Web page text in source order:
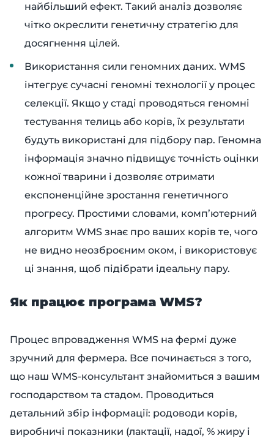
найбільший ефект. Такий аналіз дозволяє
чітко окреслити генетичну стратегію для
досягнення цілей.
Використання сили геномних даних. WMS
інтегрує сучасні геномні технології у процес
селекції. Якщо у стаді проводяться геномні
тестування телиць або корів, їх результати
будуть використані для підбору пар. Геномна
інформація значно підвищує точність оцінки
кожної тварини і дозволяє отримати
експоненційне зростання генетичного
прогресу. Простими словами, комп’ютерний
алгоритм WMS знає про ваших корів те, чого
не видно неозброєним оком, і використовує
ці знання, щоб підібрати ідеальну пару.
Як працює програма WMS?
Процес впровадження WMS на фермі дуже
зручний для фермера. Все починається з того,
що наш WMS-консультант знайомиться з вашим
господарством та стадом. Проводиться
детальний збір інформації: родоводи корів,
виробничі показники (лактації, надої, % жиру і